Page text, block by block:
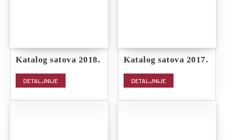
Katalog satova 2018.
DETALJNIJE
Katalog satova 2017.
DETALJNIJE